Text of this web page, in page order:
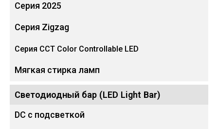
Серия 2025
Серия Zigzag
Серия CCT Color Controllable LED
Мягкая стирка ламп
Светодиодный бар (LED Light Bar)
DC с подсветкой